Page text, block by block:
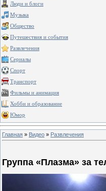
Люди и блоги
Музыка
Общество
Путешествия и события
Развлечения
Сериалы
Спорт
Транспорт
Фильмы и анимация
Хобби и образование
Юмор
Главная » Видео » Развлечения
Группа «Плазма» за